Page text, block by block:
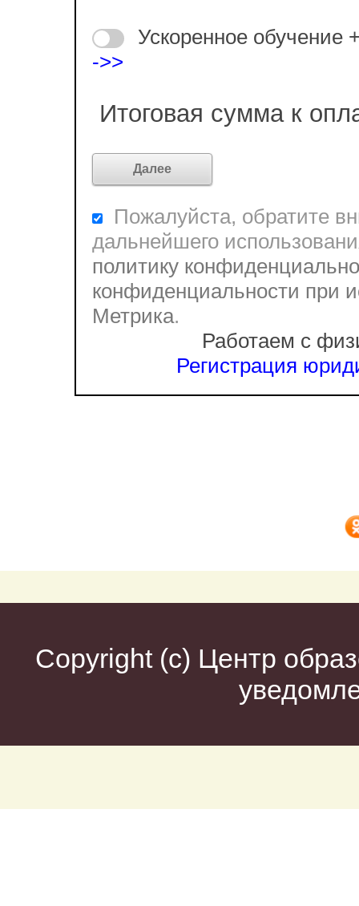
Ускоренное обучение
->>
Итоговая сумма к
Пожалуйста, обратите
дальнейшего
политику
конфиденциальности при
Метрика.
Работаем с
Регистрация
Copyright (c) Центр